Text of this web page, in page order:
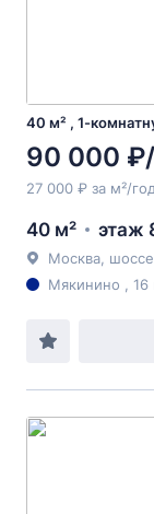
40 м² , 1-
90 000
27 000 ₽ за м²/год
40 м² этаж
Москва,
Мякинино ,